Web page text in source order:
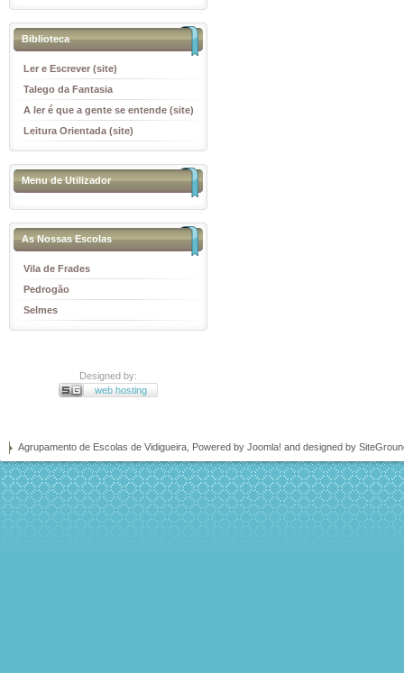
Biblioteca
Ler e Escrever (site)
Talego da Fantasia
A ler é que a gente se entende (site)
Leitura Orientada (site)
Menu de Utilizador
As Nossas Escolas
Vila de Frades
Pedrogão
Selmes
Designed by:
web hosting
Agrupamento de Escolas de Vidigueira, Powered by Joomla! and designed by